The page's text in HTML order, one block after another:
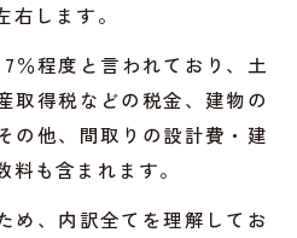
します。
％程度と言われており、土
取得税などの税金、建物の
の他、間取りの設計費・建
も含まれます。
め、内訳全てを理解してお